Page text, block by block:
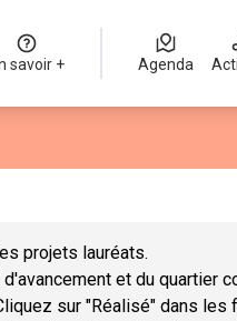
savoir + Agenda
projets lauréats.
et du quartier
sur "Réalisé" dans les